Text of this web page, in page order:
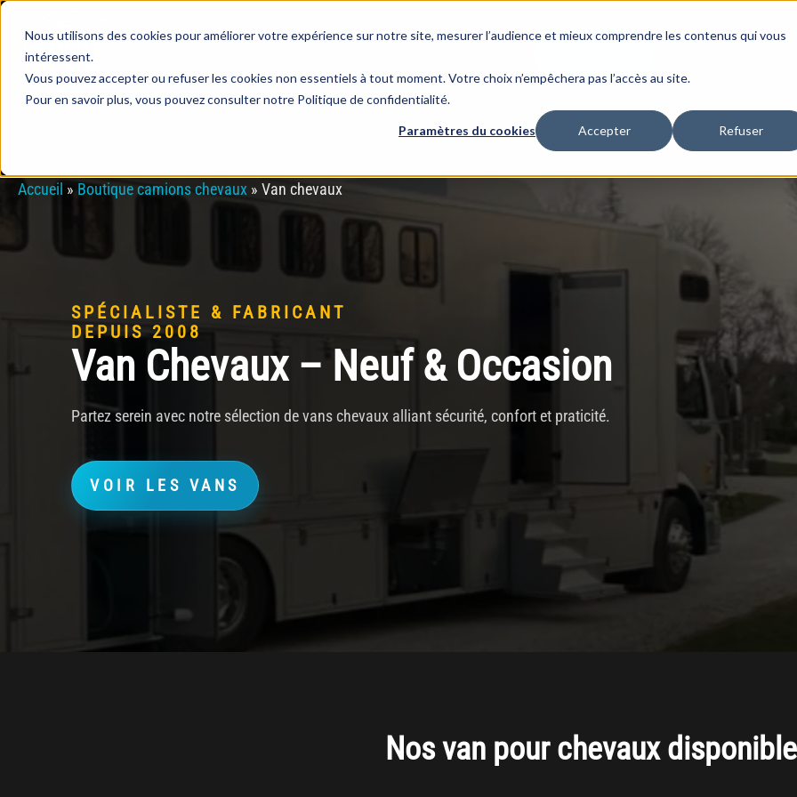
Nous utilisons des cookies pour améliorer votre expérience sur notre site, mesurer l’audience et mieux comprendre les contenus qui vous
intéressent.
Vous pouvez accepter ou refuser les cookies non essentiels à tout moment. Votre choix n’empêchera pas l’accès au site.
Pour en savoir plus, vous pouvez consulter notre Politique de confidentialité.
Paramètres du cookies Accepter Refuser
Accueil » Boutique camions chevaux » Van chevaux
SPÉCIALISTE & FABRICANT
DEPUIS 2008
Van Chevaux – Neuf & Occasion
Partez serein avec notre sélection de vans chevaux alliant sécurité, confort et praticité.
VOIR LES VANS
Nos van pour chevaux